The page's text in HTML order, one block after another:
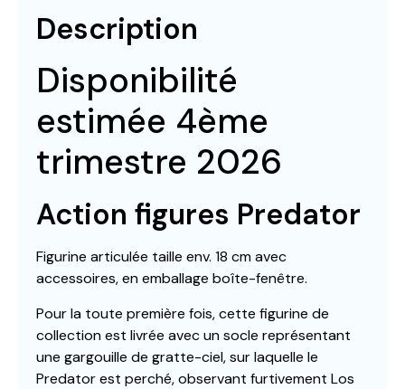
Description
Disponibilité
estimée 4ème
trimestre 2026
Action figures Predator
Figurine articulée taille env. 18 cm avec
accessoires, en emballage boîte-fenêtre.
Pour la toute première fois, cette figurine de
collection est livrée avec un socle représentant
une gargouille de gratte-ciel, sur laquelle le
Predator est perché, observant furtivement Los